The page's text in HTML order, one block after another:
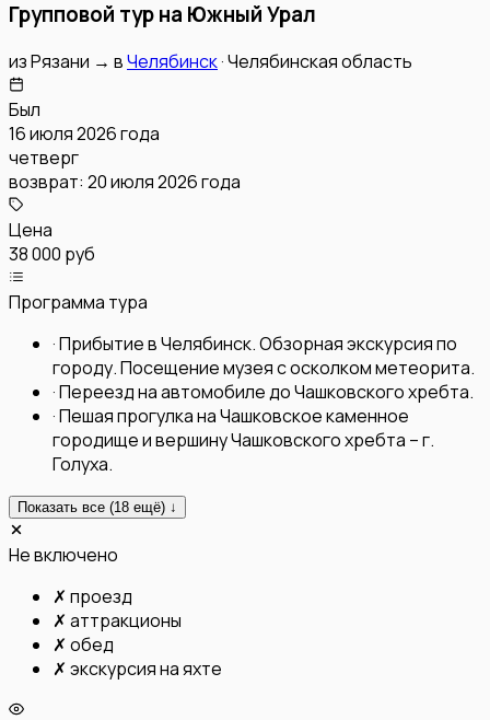
Групповой тур на Южный Урал
изРязани → вЧелябинск·Челябинская область
Был
16 июля 2026 года
четверг
возврат: 20 июля 2026 года
Цена
38 000 руб
Программа тура
·Прибытие в Челябинск. Обзорная экскурсия по
городу. Посещение музея с осколком метеорита.
·Переезд на автомобиле до Чашковского хребта.
·Пешая прогулка на Чашковское каменное
городище и вершину Чашковского хребта – г.
Голуха.
Показать все (18 ещё) ↓
Не включено
✗ проезд
✗ аттракционы
✗ обед
✗ экскурсия на яхте